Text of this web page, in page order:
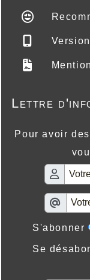
Lettre
Pour avoir
S'abonner
Se